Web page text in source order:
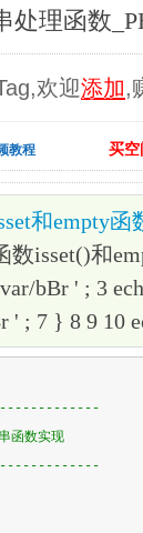
处理函数
欢迎添加,
教程 买空
和empty函
数isset()和
bBr ' ; 3
' ; 7 } 8 9 10
函数实现